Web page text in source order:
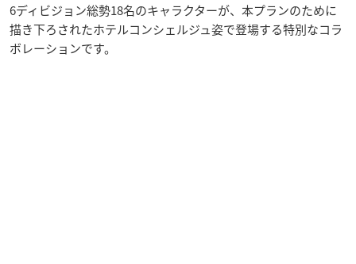
6ディビジョン総勢18名のキャラクターが、本プランのために
描き下ろされたホテルコンシェルジュ姿で登場する特別なコラ
ボレーションです。